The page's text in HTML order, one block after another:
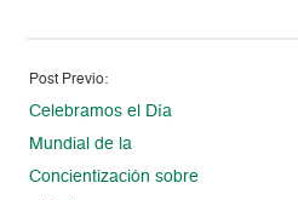
Post Previo:
Celebramos el Día
Mundial de la
Concientización sobre